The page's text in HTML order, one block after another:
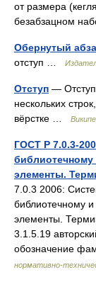
от размера
безабзацном
Обернутый
отступ …
Отступ — Отступ
нескольких
вёрстке …
ГОСТ Р 7.0.3-
библиотечному
элементы.
7.0.3 2006:
библиотечному
элементы.
3.1.5.19
обозначение
нормативно-